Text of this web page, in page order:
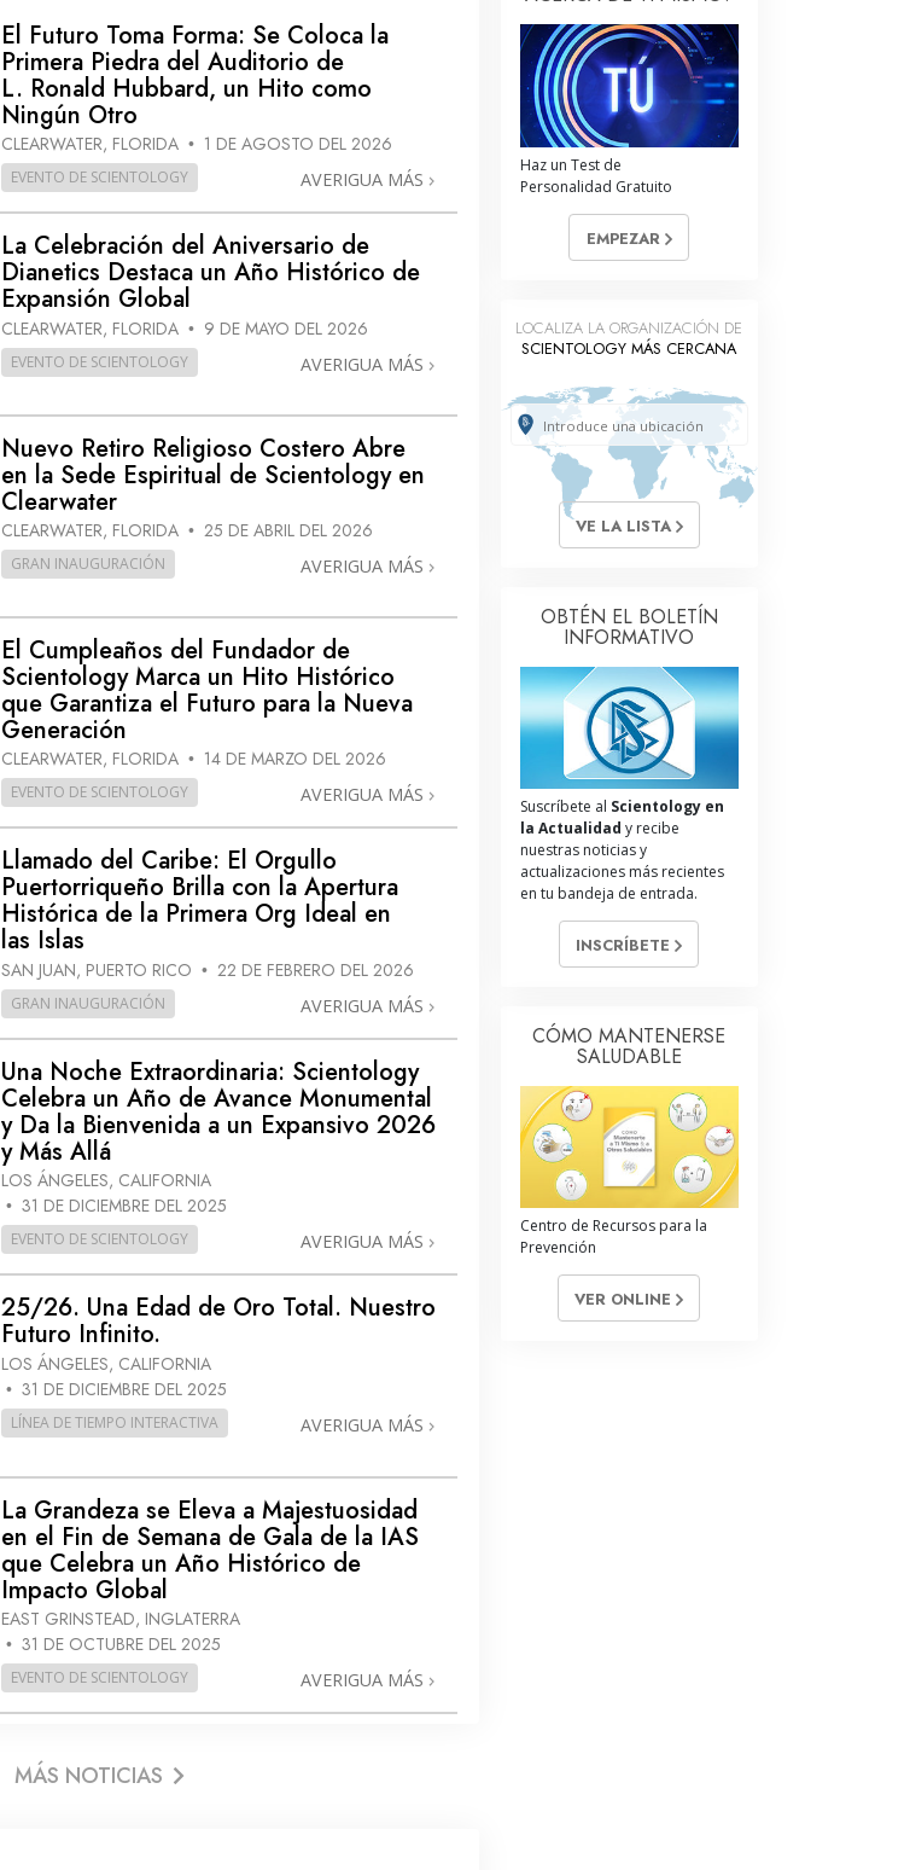
El Futuro Toma Forma: Se Coloca la
Primera Piedra del Auditorio de
L. Ronald Hubbard, un Hito como
Ningún Otro
CLEARWATER, FLORIDA • 1 DE AGOSTO DEL 2026
EVENTO DE SCIENTOLOGY AVERIGUA MÁS
La Celebración del Aniversario de
Dianetics Destaca un Año Histórico de
Expansión Global
CLEARWATER, FLORIDA • 9 DE MAYO DEL 2026
EVENTO DE SCIENTOLOGY AVERIGUA MÁS
Nuevo Retiro Religioso Costero Abre
en la Sede Espiritual de Scientology en
Clearwater
CLEARWATER, FLORIDA • 25 DE ABRIL DEL 2026
GRAN INAUGURACIÓN AVERIGUA MÁS
El Cumpleaños del Fundador de
Scientology Marca un Hito Histórico
que Garantiza el Futuro para la Nueva
Generación
CLEARWATER, FLORIDA • 14 DE MARZO DEL 2026
EVENTO DE SCIENTOLOGY AVERIGUA MÁS
Llamado del Caribe: El Orgullo
Puertorriqueño Brilla con la Apertura
Histórica de la Primera Org Ideal en
las Islas
SAN JUAN, PUERTO RICO • 22 DE FEBRERO DEL 2026
GRAN INAUGURACIÓN AVERIGUA MÁS
Una Noche Extraordinaria: Scientology
Celebra un Año de Avance Monumental
y Da la Bienvenida a un Expansivo 2026
y Más Allá
LOS ÁNGELES, CALIFORNIA
• 31 DE DICIEMBRE DEL 2025
EVENTO DE SCIENTOLOGY AVERIGUA MÁS
25/26. Una Edad de Oro Total. Nuestro
Futuro Infinito.
LOS ÁNGELES, CALIFORNIA
• 31 DE DICIEMBRE DEL 2025
LÍNEA DE TIEMPO INTERACTIVA AVERIGUA MÁS
La Grandeza se Eleva a Majestuosidad
en el Fin de Semana de Gala de la IAS
que Celebra un Año Histórico de
Impacto Global
EAST GRINSTEAD, INGLATERRA
• 31 DE OCTUBRE DEL 2025
EVENTO DE SCIENTOLOGY AVERIGUA MÁS
MÁS NOTICIAS
Haz un Test de
Personalidad Gratuito
EMPEZAR
LOCALIZA LA ORGANIZACIÓN DE
SCIENTOLOGY MÁS CERCANA
VE LA LISTA
OBTÉN EL BOLETÍN
INFORMATIVO
Suscríbete al Scientology en
la Actualidad y recibe
nuestras noticias y
actualizaciones más recientes
en tu bandeja de entrada.
INSCRÍBETE
CÓMO MANTENERSE
SALUDABLE
Centro de Recursos para la
Prevención
VER ONLINE